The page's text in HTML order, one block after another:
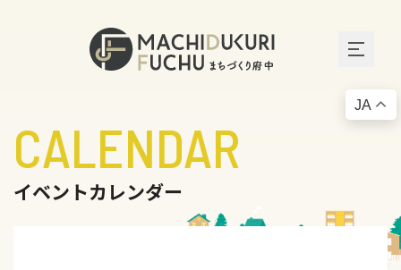
CALENDAR
イベントカレンダー
JA